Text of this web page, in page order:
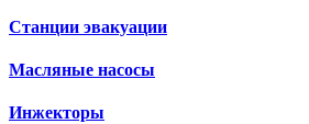
Станции эвакуации
Масляные насосы
Инжекторы